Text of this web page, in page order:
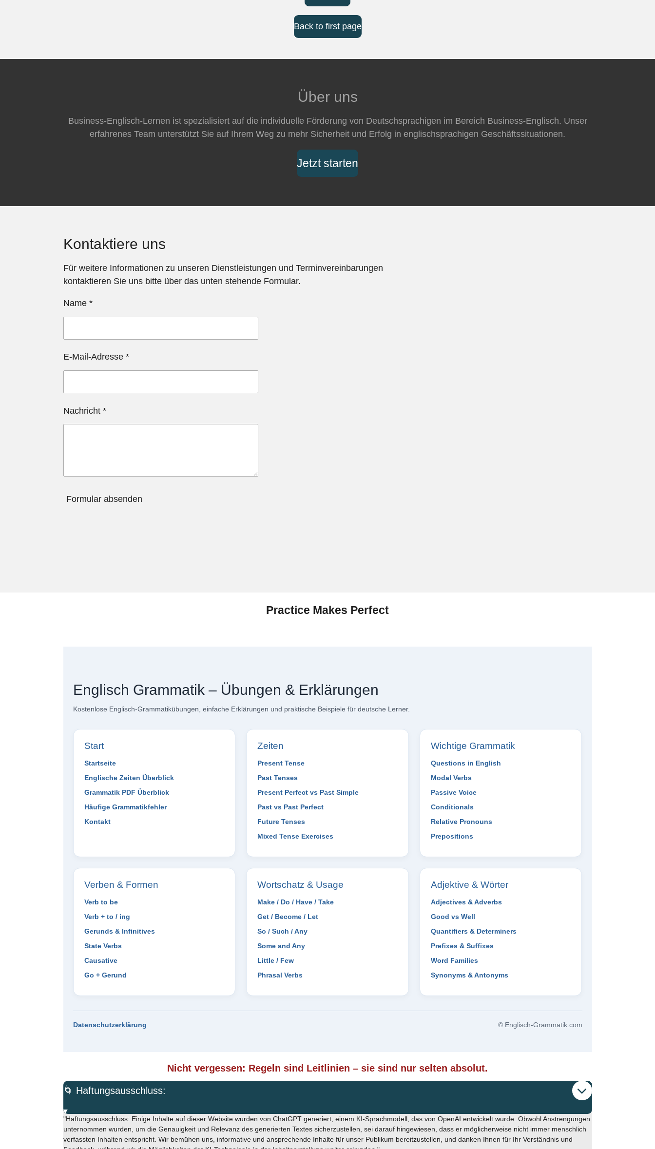
Back to first page
Über uns
Business-Englisch-Lernen ist spezialisiert auf die individuelle Förderung von Deutschsprachigen im Bereich Business-Englisch. Unser
erfahrenes Team unterstützt Sie auf Ihrem Weg zu mehr Sicherheit und Erfolg in englischsprachigen Geschäftssituationen.
Jetzt starten
Kontaktiere uns
Für weitere Informationen zu unseren Dienstleistungen und Terminvereinbarungen
kontaktieren Sie uns bitte über das unten stehende Formular.
Name *
E-Mail-Adresse *
Nachricht *
Formular absenden
Practice Makes Perfect
Englisch Grammatik – Übungen & Erklärungen
Kostenlose Englisch-Grammatikübungen, einfache Erklärungen und praktische Beispiele für deutsche Lerner.
Start
Startseite
Englische Zeiten Überblick
Grammatik PDF Überblick
Häufige Grammatikfehler
Kontakt
Zeiten
Present Tense
Past Tenses
Present Perfect vs Past Simple
Past vs Past Perfect
Future Tenses
Mixed Tense Exercises
Wichtige Grammatik
Questions in English
Modal Verbs
Passive Voice
Conditionals
Relative Pronouns
Prepositions
Verben & Formen
Verb to be
Verb + to / ing
Gerunds & Infinitives
State Verbs
Causative
Go + Gerund
Wortschatz & Usage
Make / Do / Have / Take
Get / Become / Let
So / Such / Any
Some and Any
Little / Few
Phrasal Verbs
Adjektive & Wörter
Adjectives & Adverbs
Good vs Well
Quantifiers & Determiners
Prefixes & Suffixes
Word Families
Synonyms & Antonyms
Datenschutzerklärung © Englisch-Grammatik.com
Nicht vergessen: Regeln sind Leitlinien – sie sind nur selten absolut.
🌀 Haftungsausschluss:
"Haftungsausschluss: Einige Inhalte auf dieser Website wurden von ChatGPT generiert, einem KI-Sprachmodell, das von OpenAI entwickelt wurde. Obwohl Anstrengungen
unternommen wurden, um die Genauigkeit und Relevanz des generierten Textes sicherzustellen, sei darauf hingewiesen, dass er möglicherweise nicht immer menschlich
verfassten Inhalten entspricht. Wir bemühen uns, informative und ansprechende Inhalte für unser Publikum bereitzustellen, und danken Ihnen für Ihr Verständnis und